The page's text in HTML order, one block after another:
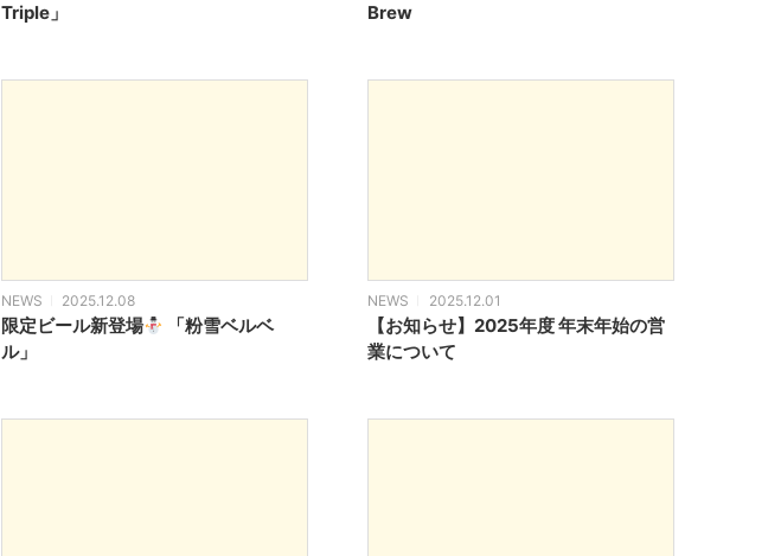
Triple」
Brew
NEWS 2025.12.08
限定ビール新登場
「粉雪ベルベ
ル」
NEWS 2025.12.01
【お知らせ】2025年度 年末年始の営
業について